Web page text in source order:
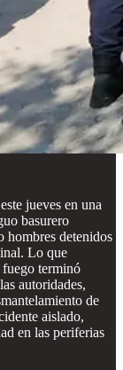
jueves en una
basurero
hombres detenidos
Lo que
fuego terminó
autoridades,
de
aislado,
en las periferias